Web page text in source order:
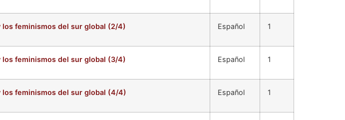
feminismos del sur global (2/4) Español 1
feminismos del sur global (3/4) Español 1
los feminismos del sur global (4/4) Español 1